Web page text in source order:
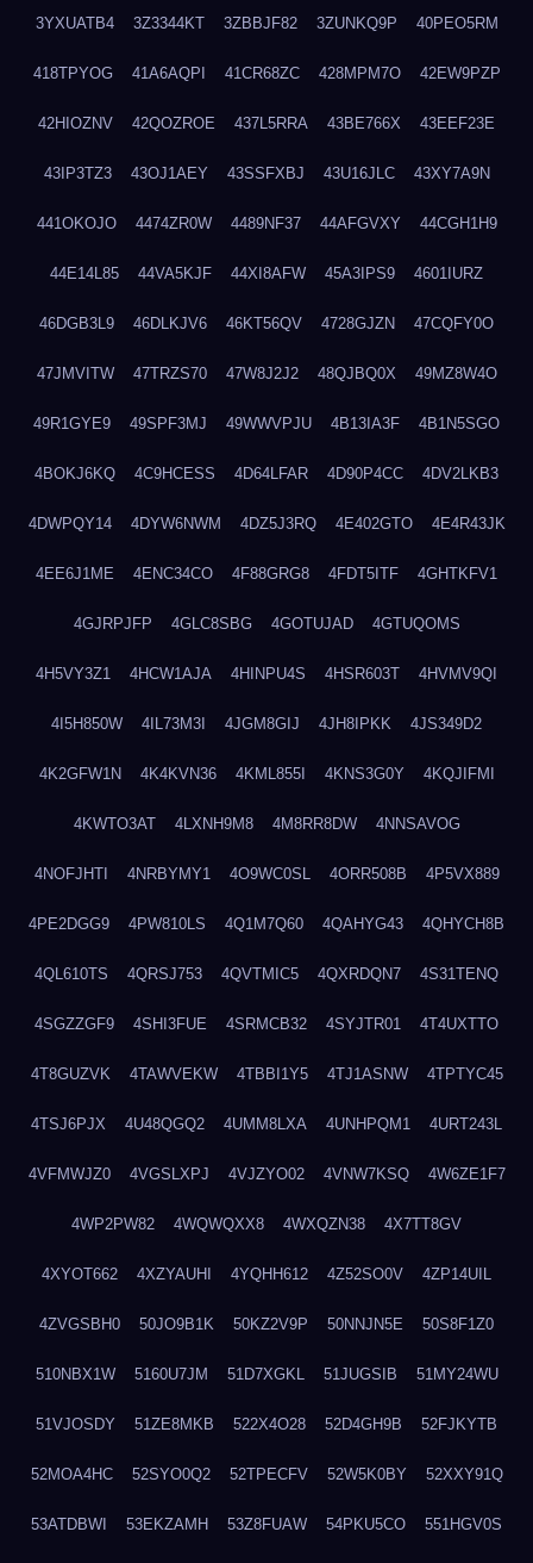
3YXUATB4 3Z3344KT 3ZBBJF82 3ZUNKQ9P 40PEO5RM
418TPYOG 41A6AQPI 41CR68ZC 428MPM7O 42EW9PZP
42HIOZNV 42QOZROE 437L5RRA 43BE766X 43EEF23E
43IP3TZ3 43OJ1AEY 43SSFXBJ 43U16JLC 43XY7A9N
441OKOJO 4474ZR0W 4489NF37 44AFGVXY 44CGH1H9
44E14L85 44VA5KJF 44XI8AFW 45A3IPS9 4601IURZ
46DGB3L9 46DLKJV6 46KT56QV 4728GJZN 47CQFY0O
47JMVITW 47TRZS70 47W8J2J2 48QJBQ0X 49MZ8W4O
49R1GYE9 49SPF3MJ 49WWVPJU 4B13IA3F 4B1N5SGO
4BOKJ6KQ 4C9HCESS 4D64LFAR 4D90P4CC 4DV2LKB3
4DWPQY14 4DYW6NWM 4DZ5J3RQ 4E402GTO 4E4R43JK
4EE6J1ME 4ENC34CO 4F88GRG8 4FDT5ITF 4GHTKFV1
4GJRPJFP 4GLC8SBG 4GOTUJAD 4GTUQOMS
4H5VY3Z1 4HCW1AJA 4HINPU4S 4HSR603T 4HVMV9QI
4I5H850W 4IL73M3I 4JGM8GIJ 4JH8IPKK 4JS349D2
4K2GFW1N 4K4KVN36 4KML855I 4KNS3G0Y 4KQJIFMI
4KWTO3AT 4LXNH9M8 4M8RR8DW 4NNSAVOG
4NOFJHTI 4NRBYMY1 4O9WC0SL 4ORR508B 4P5VX889
4PE2DGG9 4PW810LS 4Q1M7Q60 4QAHYG43 4QHYCH8B
4QL610TS 4QRSJ753 4QVTMIC5 4QXRDQN7 4S31TENQ
4SGZZGF9 4SHI3FUE 4SRMCB32 4SYJTR01 4T4UXTTO
4T8GUZVK 4TAWVEKW 4TBBI1Y5 4TJ1ASNW 4TPTYC45
4TSJ6PJX 4U48QGQ2 4UMM8LXA 4UNHPQM1 4URT243L
4VFMWJZ0 4VGSLXPJ 4VJZYO02 4VNW7KSQ 4W6ZE1F7
4WP2PW82 4WQWQXX8 4WXQZN38 4X7TT8GV
4XYOT662 4XZYAUHI 4YQHH612 4Z52SO0V 4ZP14UIL
4ZVGSBH0 50JO9B1K 50KZ2V9P 50NNJN5E 50S8F1Z0
510NBX1W 5160U7JM 51D7XGKL 51JUGSIB 51MY24WU
51VJOSDY 51ZE8MKB 522X4O28 52D4GH9B 52FJKYTB
52MOA4HC 52SYO0Q2 52TPECFV 52W5K0BY 52XXY91Q
53ATDBWI 53EKZAMH 53Z8FUAW 54PKU5CO 551HGV0S